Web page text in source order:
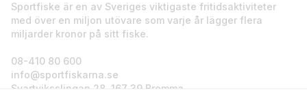
Sportfiske är en av Sveriges viktigaste fritidsaktiviteter
med över en miljon utövare som varje år lägger flera
miljarder kronor på sitt fiske.
08-410 80 600
info@sportfiskarna.se
Svartviksslingan 28, 167 39 Bromma